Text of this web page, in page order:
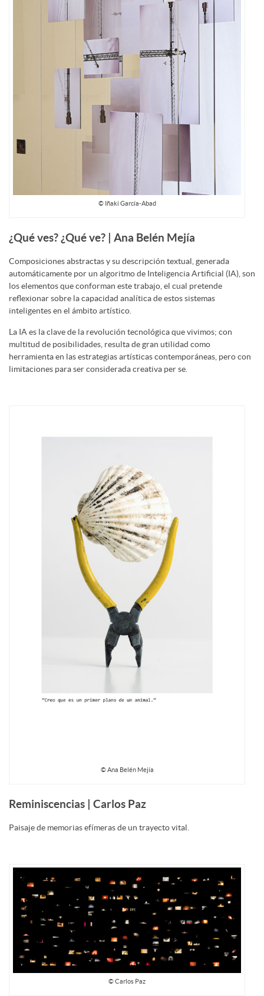
© Iñaki García-Abad
¿Qué ves? ¿Qué ve? | Ana Belén Mejía
Composiciones abstractas y su descripción textual, generada
automáticamente por un algoritmo de Inteligencia Artificial (IA), son
los elementos que conforman este trabajo, el cual pretende
reflexionar sobre la capacidad analítica de estos sistemas
inteligentes en el ámbito artístico.
La IA es la clave de la revolución tecnológica que vivimos; con
multitud de posibilidades, resulta de gran utilidad como
herramienta en las estrategias artísticas contemporáneas, pero con
limitaciones para ser considerada creativa per se.
© Ana Belén Mejía
Reminiscencias | Carlos Paz
Paisaje de memorias efímeras de un trayecto vital.
© Carlos Paz